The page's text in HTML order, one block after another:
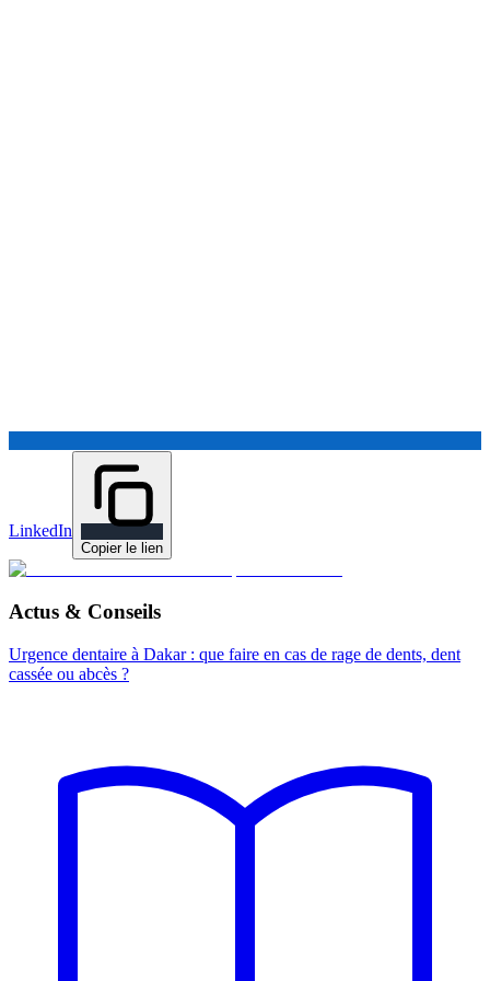
LinkedIn
Copier le lien
Actus & Conseils
Urgence dentaire à Dakar : que faire en cas de rage de dents, dent
cassée ou abcès ?